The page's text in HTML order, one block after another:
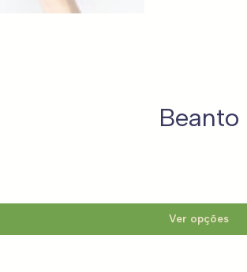
Beanto
Ver opções